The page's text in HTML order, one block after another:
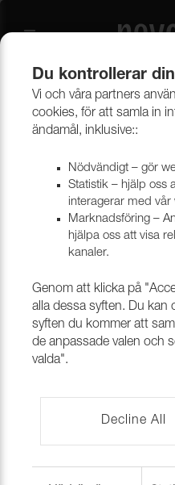
Beklädnadsmaterial
Du kontrollerar
Vi och våra partners
cookies, för att samla in
ändamål, inklusive::
Nödvändigt – gör
Statistik – hjälp oss
interagerar med vår
Marknadsföring –
hjälpa oss att visa
kanaler.
Genom att klicka på
alla dessa syften. Du kan
syften du kommer att
de anpassade valen och
valda".
Decline All